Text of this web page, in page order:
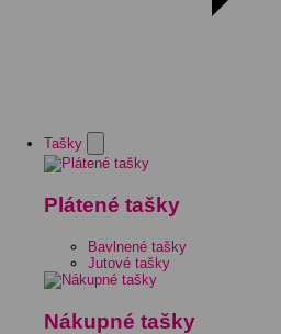
Tašky
Plátené tašky
Bavlnené tašky
Jutové tašky
Nákupné tašky